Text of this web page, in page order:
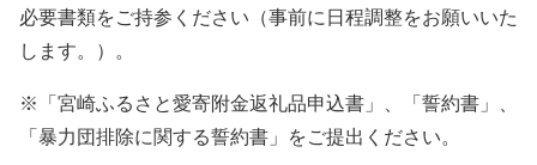
必要書類をご持参ください（事前に日程調整をお願いいた
します。）。
※「宮崎ふるさと愛寄附金返礼品申込書」、「誓約書」、
「暴力団排除に関する誓約書」をご提出ください。